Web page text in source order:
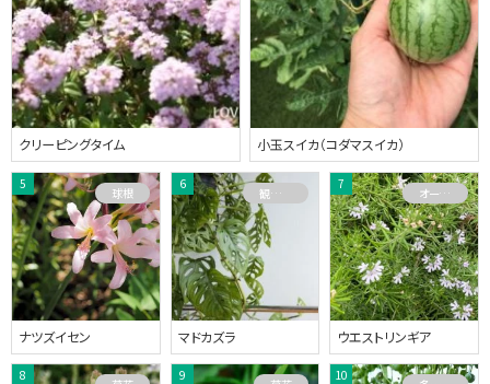
クリーピングタイム 小玉スイカ（コダマスイカ）
ナツズイセン
球根
マドカズラ
観葉植物
ウエストリンギア
オーストラリアプランツ